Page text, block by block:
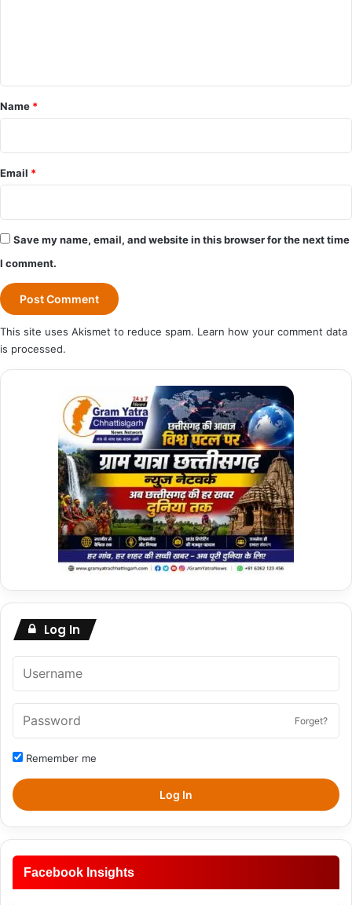
*
Name *
Email *
Save my name, email, and website in this browser for the next time
I comment.
This site uses Akismet to reduce spam. Learn how your comment data
is processed.
Log In
Forget?
Remember me
Log In
Facebook Insights